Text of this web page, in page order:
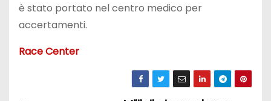
è stato portato nel centro medico per
accertamenti.
Race Center